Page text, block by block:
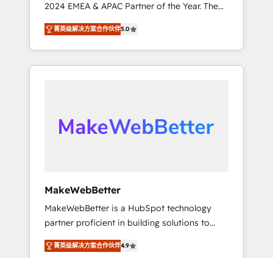
training, and enablement Through project-
based engagements and ongoing RevOps
partnerships, we guide organizations through
the revenue maturity model - delivering the
right improvements at the right time so
2024 EMEA & APAC Partner of the Year. The
world’s most experienced and fully
accredited HubSpot Solutions Partner. 🚀
With 2,750+ HubSpot projects delivered and
370+ specialists across EMEA, APAC and NAM,
automation, we turn complexity into clarity,
human at global scale. 🏆 HubSpot’s CEO
菁英级解决方案合作伙伴5.0
MakeWebBetter
MakeWebBetter is a HubSpot technology
partner proficient in building solutions to
maximize the operational efficiency of
HubSpot. The fastest-growing tech-enabler &
菁英级解决方案合作伙伴4.9